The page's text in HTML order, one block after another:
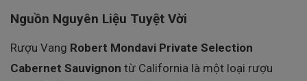
Nguồn Nguyên Liệu Tuyệt Vời
Rượu Vang Robert Mondavi Private Selection
Cabernet Sauvignon từ California là một loại rượu